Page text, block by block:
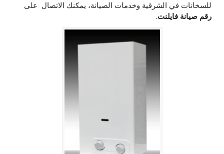
للسخانات في الشرقية وخدمات الصيانة، يمكنك الاتصال على
رقم صيانة فايلنت.